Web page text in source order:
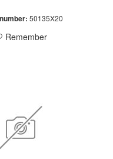
50135X20
Remember